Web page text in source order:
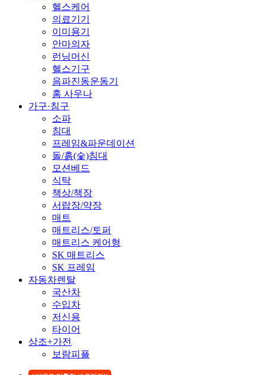
헬스케어
의료기기
이미용기
안마의자
런닝머신
헬스기구
음파진동운동기
홈 사우나
가구·침구
소파
침대
프레임&파운데이션
돌/흙(숯)침대
모션베드
식탁
책상/책장
서랍장/약장
매트
매트리스/토퍼
매트리스 케어형
SK 매트리스
SK 프레임
자동차렌탈
국산차
수입차
저신용
타이어
상조+가전
보람피플